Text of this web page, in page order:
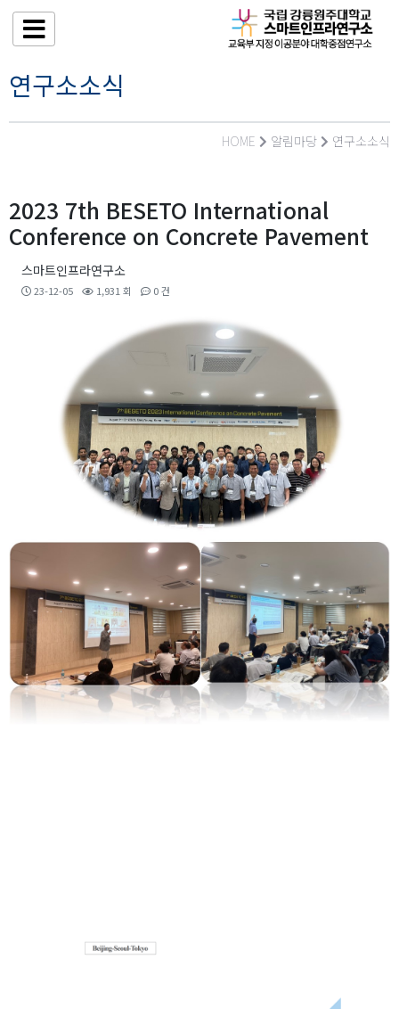
연구소소식
HOME 알림마당 연구소소식
2023 7th BESETO International
Conference on Concrete Pavement
스마트인프라연구소
23-12-05 1,931 회 0 건